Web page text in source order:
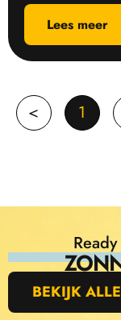
Lees meer
< 1
BEKIJK